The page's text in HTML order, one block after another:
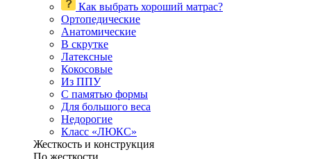
Как выбрать хороший матрас?
Ортопедические
Анатомические
В скрутке
Латексные
Кокосовые
Из ППУ
С памятью формы
Для большого веса
Недорогие
Класс «ЛЮКС»
Жесткость и конструкция